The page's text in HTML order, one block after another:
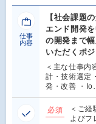
仕事
内容
【社会課題
エンド開発
の開発まで
いただくポジ
＜主な仕事内
計・技術選定
発・改善 ・
必須
＜ご
よびフ